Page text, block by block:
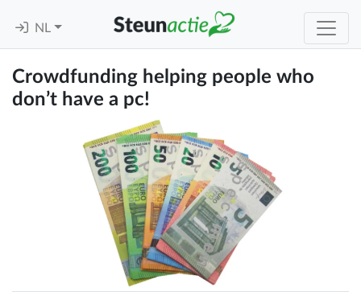
NL
Crowdfunding helping people who
don’t have a pc!